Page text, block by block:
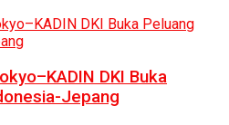
DKI Buka
Jepang